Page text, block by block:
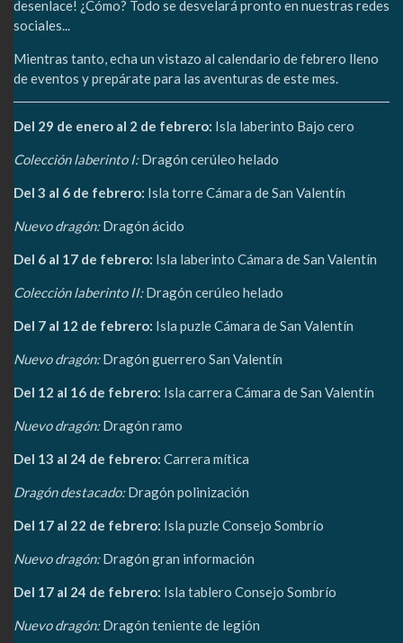
desenlace! ¿Cómo? Todo se desvelará pronto en nuestras redes
sociales...
Mientras tanto, echa un vistazo al calendario de febrero lleno
de eventos y prepárate para las aventuras de este mes.
Del 29 de enero al 2 de febrero: Isla laberinto Bajo cero
Colección laberinto I:Dragón cerúleo helado
Del 3 al 6 de febrero: Isla torre Cámara de San Valentín
Nuevo dragón:Dragón ácido
Del 6 al 17 de febrero: Isla laberinto Cámara de San Valentín
Colección laberinto II:Dragón cerúleo helado
Del 7 al 12 de febrero: Isla puzle Cámara de San Valentín
Nuevo dragón:Dragón guerrero San Valentín
Del 12 al 16 de febrero: Isla carrera Cámara de San Valentín
Nuevo dragón:Dragón ramo
Del 13 al 24 de febrero: Carrera mítica
Dragón destacado:Dragón polinización
Del 17 al 22 de febrero: Isla puzle Consejo Sombrío
Nuevo dragón:Dragón gran información
Del 17 al 24 de febrero: Isla tablero Consejo Sombrío
Nuevo dragón:Dragón teniente de legión